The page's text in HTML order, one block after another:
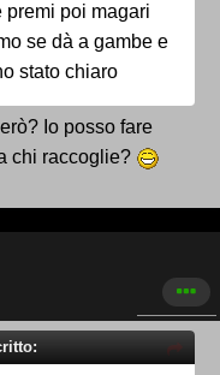
premi poi magari
se dà a gambe e
stato chiaro
Io posso fare
chi raccoglie?